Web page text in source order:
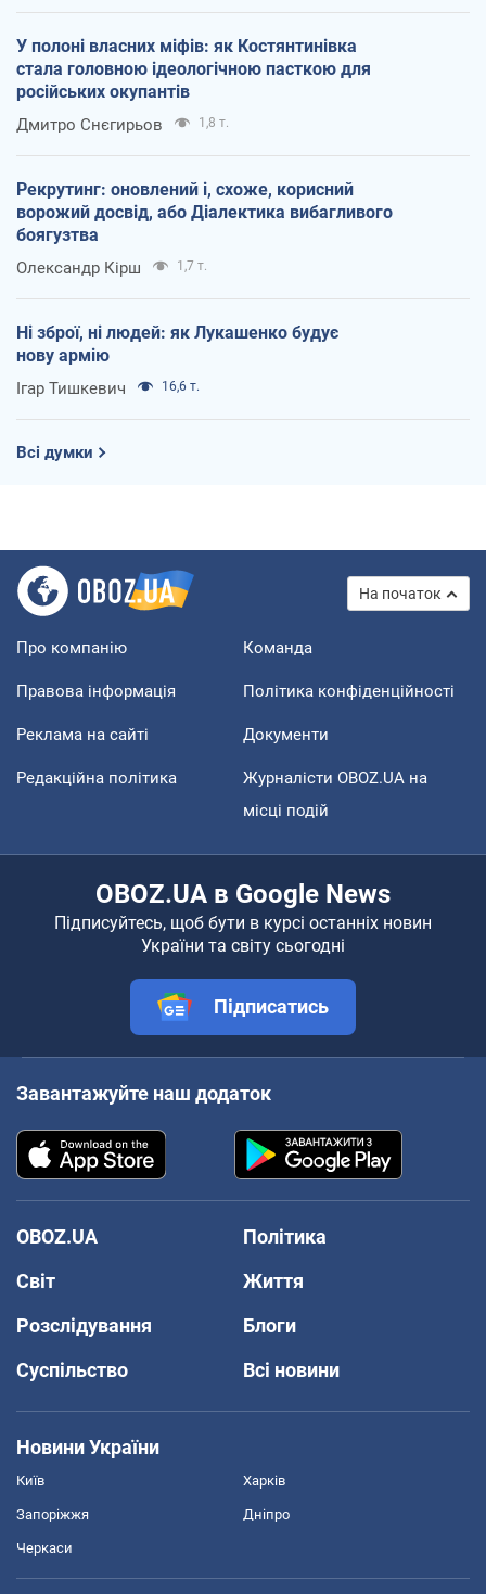
У полоні власних міфів: як Костянтинівка
стала головною ідеологічною пасткою для
російських окупантів
Дмитро Снєгирьов 1,8 т.
Рекрутинг: оновлений і, схоже, корисний
ворожий досвід, або Діалектика вибагливого
боягузтва
Олександр Кірш 1,7 т.
Ні зброї, ні людей: як Лукашенко будує
нову армію
Ігар Тишкевич 16,6 т.
Всі думки
На початок
Про компанію Команда
Правова інформація Політика конфіденційності
Реклама на сайті Документи
Редакційна політика
Журналісти OBOZ.UA на
місці подій
OBOZ.UA в Google News
Підписуйтесь, щоб бути в курсі останніх новин
України та світу сьогодні
Підписатись
Завантажуйте наш додаток
OBOZ.UA
Політика
Світ
Життя
Розслідування
Блоги
Суспільство
Всі новини
Новини України
Київ Харків
Запоріжжя Дніпро
Черкаси